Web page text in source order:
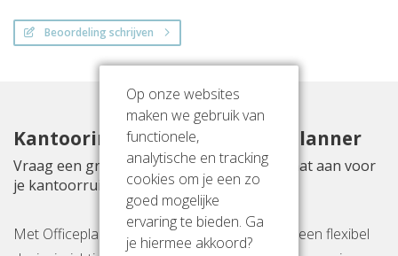
Beoordeling schrijven
Kantoorinrichting met Officeplanner
Vraag een gratis inrichtingsvoorstel op maat aan voor
je kantoorruimte aan Overschiestraat 63
Met Officeplanner huur, huurkoop of koop je een flexibel
Op onze websites
maken we gebruik van
functionele,
analytische en tracking
cookies om je een zo
goed mogelijke
ervaring te bieden. Ga
je hiermee akkoord?